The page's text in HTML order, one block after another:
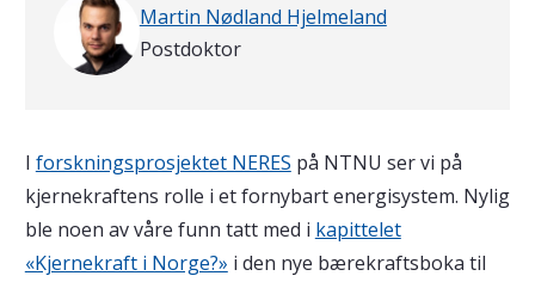
Martin Nødland Hjelmeland
Postdoktor
I forskningsprosjektet NERES på NTNU ser vi på
kjernekraftens rolle i et fornybart energisystem. Nylig
ble noen av våre funn tatt med i kapittelet
«Kjernekraft i Norge?» i den nye bærekraftsboka til